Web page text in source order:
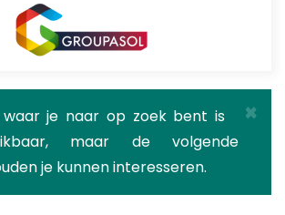
×
je naar op zoek bent is
maar de volgende
je kunnen interesseren.